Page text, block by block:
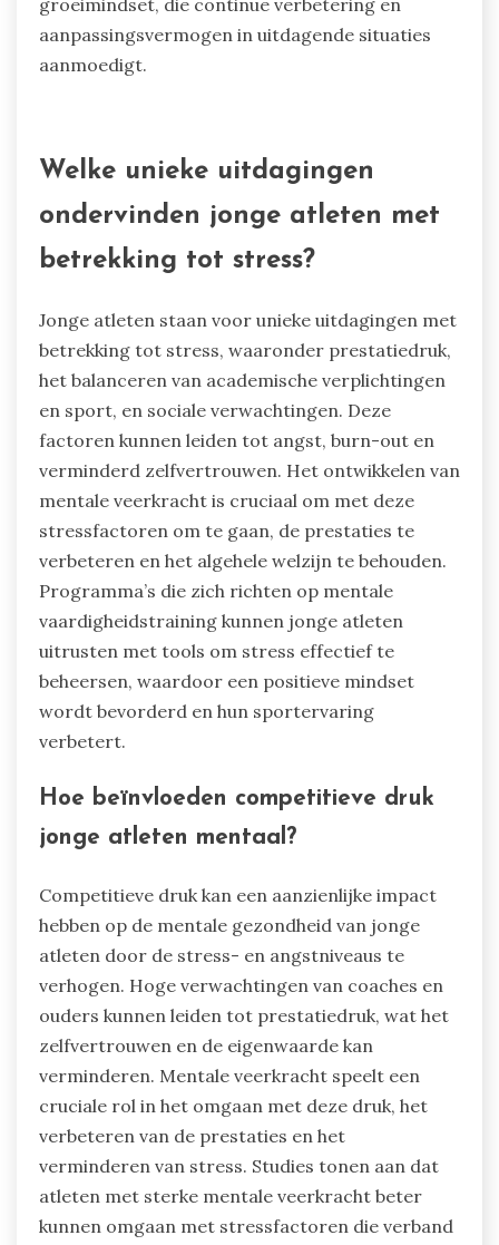
aanpassingsvermogen in uitdagende situaties
aanmoedigt.
Welke unieke uitdagingen
ondervinden jonge atleten met
betrekking tot stress?
Jonge atleten staan voor unieke uitdagingen met
betrekking tot stress, waaronder prestatiedruk,
het balanceren van academische verplichtingen
en sport, en sociale verwachtingen. Deze
factoren kunnen leiden tot angst, burn-out en
verminderd zelfvertrouwen. Het ontwikkelen van
mentale veerkracht is cruciaal om met deze
stressfactoren om te gaan, de prestaties te
verbeteren en het algehele welzijn te behouden.
Programma’s die zich richten op mentale
vaardigheidstraining kunnen jonge atleten
uitrusten met tools om stress effectief te
beheersen, waardoor een positieve mindset
wordt bevorderd en hun sportervaring
verbetert.
Hoe beïnvloeden competitieve druk
jonge atleten mentaal?
Competitieve druk kan een aanzienlijke impact
hebben op de mentale gezondheid van jonge
atleten door de stress- en angstniveaus te
verhogen. Hoge verwachtingen van coaches en
ouders kunnen leiden tot prestatiedruk, wat het
zelfvertrouwen en de eigenwaarde kan
verminderen. Mentale veerkracht speelt een
cruciale rol in het omgaan met deze druk, het
verbeteren van de prestaties en het
verminderen van stress. Studies tonen aan dat
atleten met sterke mentale veerkracht beter
kunnen omgaan met stressfactoren die verband